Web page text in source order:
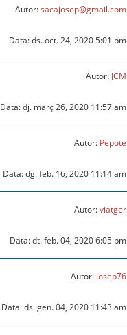
Autor:sacajosep@gmail.com
Data: ds. oct. 24, 2020 5:01 pm
Autor: JCM
Data: dj. març 26, 2020 11:57 am
Autor: Pepote
Data: dg. feb. 16, 2020 11:14 am
Autor:viatger
Data: dt. feb. 04, 2020 6:05 pm
Autor: josep76
Data: ds. gen. 04, 2020 11:43 am